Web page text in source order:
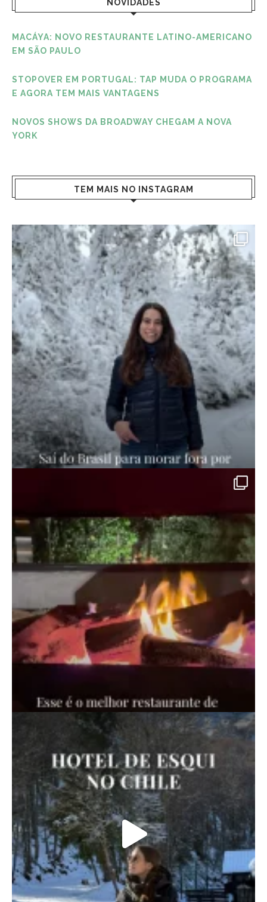
NOVIDADES
MACÁYA: NOVO RESTAURANTE LATINO-AMERICANO
EM SÃO PAULO
STOPOVER EM PORTUGAL: TAP MUDA O PROGRAMA
E AGORA TEM MAIS VANTAGENS
NOVOS SHOWS DA BROADWAY CHEGAM A NOVA
YORK
TEM MAIS NO INSTAGRAM